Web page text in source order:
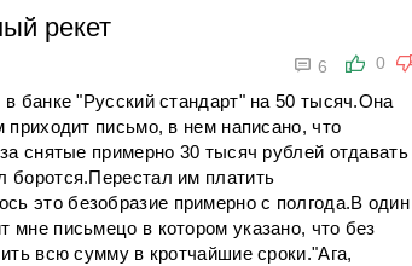
рекет
0
 6
банке "Русский стандарт" на 50 тысяч.Она
письмо, в нем написано, что
снятые примерно 30 тысяч рублей отдавать
им платить
это безобразие примерно с полгода.В один
мне письмецо в котором указано, что без
всю сумму в кротчайшие сроки."Ага,